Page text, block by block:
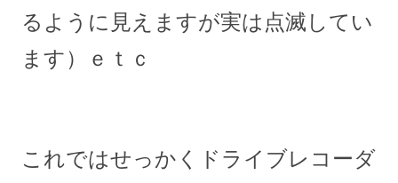
るように見えますが実は点滅してい
ます）ｅｔｃ
これではせっかくドライブレコーダ